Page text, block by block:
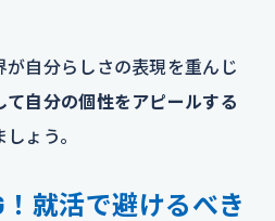
自分らしさの表現を重んじ
て自分の個性をアピールする
ょう。
就活で避けるべき